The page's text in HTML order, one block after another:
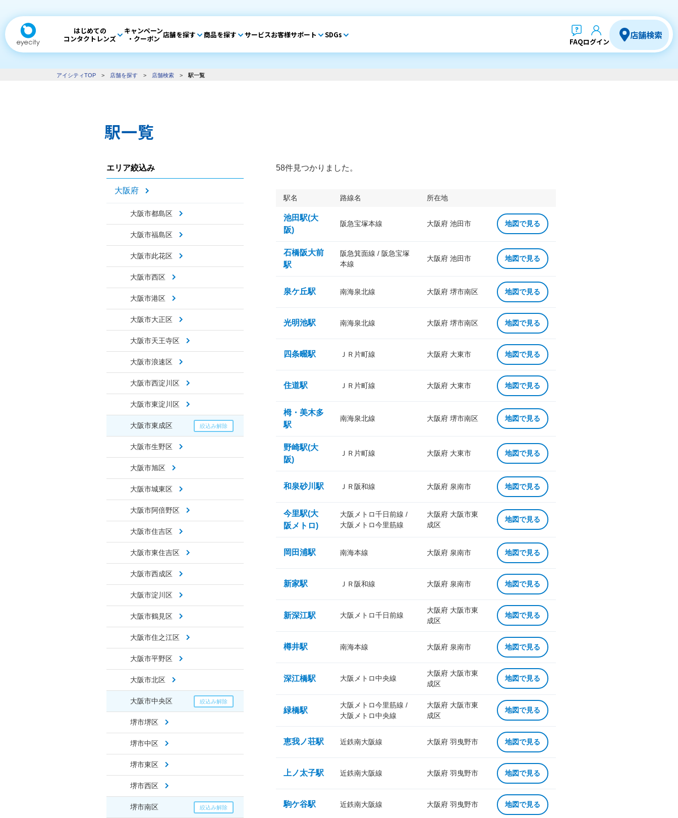
はじめての
コンタクトレンズ
キャンペーン
・クーポン 店舗を探す 商品を探す サービスお客様サポート SDGs
FAQログイン
店舗検索
アイシティTOP > 店舗を探す > 店舗検索 > 駅一覧
駅一覧
エリア絞込み
大阪府
大阪市都島区
大阪市福島区
大阪市此花区
大阪市西区
大阪市港区
大阪市大正区
大阪市天王寺区
大阪市浪速区
大阪市西淀川区
大阪市東淀川区
大阪市東成区
大阪市生野区
大阪市旭区
大阪市城東区
大阪市阿倍野区
大阪市住吉区
大阪市東住吉区
大阪市西成区
大阪市淀川区
大阪市鶴見区
大阪市住之江区
大阪市平野区
大阪市北区
大阪市中央区
堺市堺区
堺市中区
堺市東区
堺市西区
堺市南区
58件見つかりました。
駅名 路線名 所在地
池田駅(大
阪)
阪急宝塚本線 大阪府 池田市 地図で見る
石橋阪大前
駅
阪急箕面線 / 阪急宝塚
本線
大阪府 池田市 地図で見る
泉ケ丘駅 南海泉北線 大阪府 堺市南区 地図で見る
光明池駅 南海泉北線 大阪府 堺市南区 地図で見る
四条畷駅 ＪＲ片町線 大阪府 大東市 地図で見る
住道駅 ＪＲ片町線 大阪府 大東市 地図で見る
栂・美木多
駅
南海泉北線 大阪府 堺市南区 地図で見る
野崎駅(大
阪)
ＪＲ片町線 大阪府 大東市 地図で見る
和泉砂川駅 ＪＲ阪和線 大阪府 泉南市 地図で見る
今里駅(大
阪メトロ)
大阪メトロ千日前線 /
大阪メトロ今里筋線
大阪府 大阪市東
成区
地図で見る
岡田浦駅 南海本線 大阪府 泉南市 地図で見る
新家駅 ＪＲ阪和線 大阪府 泉南市 地図で見る
新深江駅 大阪メトロ千日前線
大阪府 大阪市東
成区
地図で見る
樽井駅 南海本線 大阪府 泉南市 地図で見る
深江橋駅 大阪メトロ中央線
大阪府 大阪市東
成区
地図で見る
緑橋駅
大阪メトロ今里筋線 /
大阪メトロ中央線
大阪府 大阪市東
成区
地図で見る
恵我ノ荘駅 近鉄南大阪線 大阪府 羽曳野市 地図で見る
上ノ太子駅 近鉄南大阪線 大阪府 羽曳野市 地図で見る
駒ケ谷駅 近鉄南大阪線 大阪府 羽曳野市 地図で見る